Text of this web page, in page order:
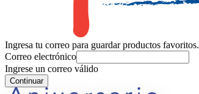
Ingresa tu correo para guardar productos favoritos.
Correo electrónico
Ingrese un correo válido
Continuar